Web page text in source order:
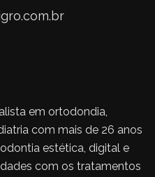
em ortodondia,
com mais de 26 anos
estética, digital e
com os tratamentos